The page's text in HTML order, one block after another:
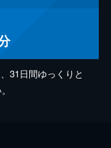
31日間ゆっくりと